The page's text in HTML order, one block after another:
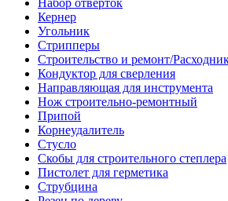
Набор отверток
Кернер
Угольник
Стрипперы
Строительство и ремонт/
Кондуктор для сверления
Направляющая для инструмента
Нож строительно-ремонтный
Припой
Корнеудалитель
Стусло
Скобы для строительного степлера
Пистолет для герметика
Струбцина